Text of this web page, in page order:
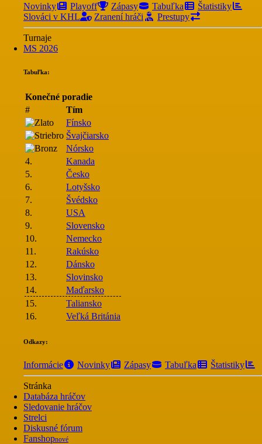
Novinky Playoff Zápasy Tabuľka
Štatistiky
Slováci v KHL
Zranení hráči Prestupy
Turnaje
MS 2026
Tabuľka:
Konečné poradie
#
Tím
Fínsko
Švajčiarsko
Nórsko
4.
Kanada
5.
Česko
6.
Lotyšsko
7.
Švédsko
8.
USA
9.
Slovensko
10.
Nemecko
11.
Rakúsko
12.
Dánsko
13.
Slovinsko
14.
Maďarsko
15.
Taliansko
16.
Veľká Británia
Odkazy:
Informácie Novinky Zápasy Tabuľka Štatistiky
Stránka
Databáza hráčov
Sledovanie hráčov
Strelci
Diskusné fórum
Fanshopnové